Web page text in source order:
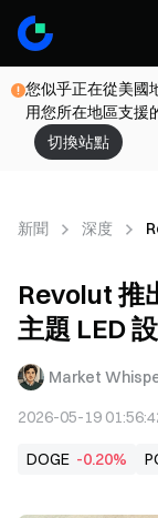
您似乎正在從美國
用您所在地區支援
切換站點
新聞 深度
Revolut 推
主題 LED
Market
2026-05-19
DOGE -0.20%